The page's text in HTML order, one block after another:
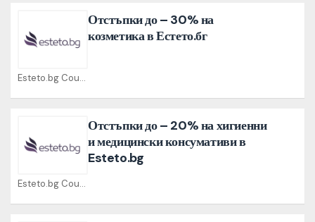
Esteto.bg Coupons
Отстъпки до – 30% на
козметика в Естето.бг
Esteto.bg Coupons
Отстъпки до – 20% на хигиенни
и медицински консумативи в
Esteto.bg